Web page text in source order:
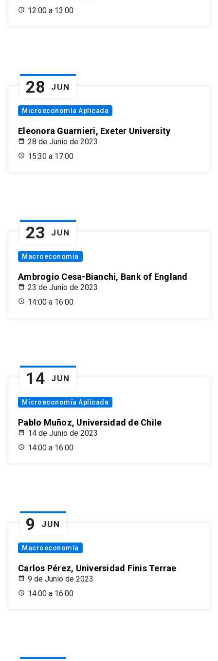
12:00 a 13:00
28 JUN
Microeconomía Aplicada
Eleonora Guarnieri, Exeter University
28 de Junio de 2023
15:30 a 17:00
23 JUN
Macroeconomía
Ambrogio Cesa-Bianchi, Bank of England
23 de Junio de 2023
14:00 a 16:00
14 JUN
Microeconomía Aplicada
Pablo Muñoz, Universidad de Chile
14 de Junio de 2023
14:00 a 16:00
9 JUN
Macroeconomía
Carlos Pérez, Universidad Finis Terrae
9 de Junio de 2023
14:00 a 16:00